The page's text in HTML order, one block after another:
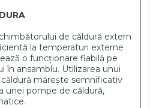
de căldură extern
la temperaturi externe
o funcționare fiabilă pe
în ansamblu. Utilizarea unui
mărește semnificativ
unei pompe de căldură,